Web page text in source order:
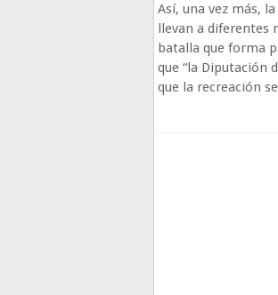
Así, una vez más,
llevan a
batalla que forma
que “la Diputación
que la recreación